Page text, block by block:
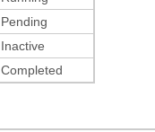
Pending
Inactive
Completed